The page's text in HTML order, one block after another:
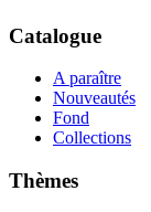
Catalogue
A paraître
Nouveautés
Fond
Collections
Thèmes